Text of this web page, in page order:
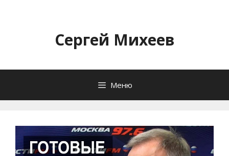
содержимомуСергей Михеев
Меню